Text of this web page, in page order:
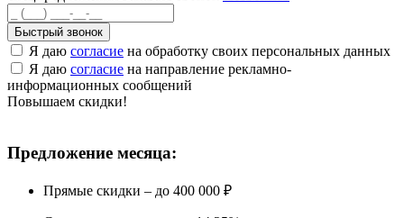
Быстрый звонок
Я даю согласие на обработку своих персональных данных
Я даю согласие на направление рекламно-
информационных сообщений
Повышаем скидки!
Предложение месяца:
Прямые скидки – до 400 000 ₽